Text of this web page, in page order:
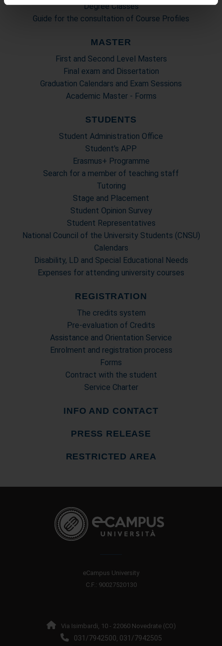
Utilizziamo i cookie per personalizzare contenuti ed
annunci, per fornire funzionalità dei social media e per
informazioni sul modo in cui utilizza il nostro sito con i
con altre informazioni che ha fornito loro o che hanno
raccolto dal suo utilizzo dei loro servizi.
Degree Classes
Guide for the consultation of Course Profiles
MASTER
First and Second Level Masters
Final exam and Dissertation
Graduation Calendars and Exam Sessions
Academic Master - Forms
STUDENTS
Student Administration Office
Student's APP
Erasmus+ Programme
Search for a member of teaching staff
Tutoring
Stage and Placement
Student Opinion Survey
Student Representatives
National Council of the University Students (CNSU)
Calendars
Disability, LD and Special Educational Needs
Expenses for attending university courses
REGISTRATION
The credits system
Pre-evaluation of Credits
Assistance and Orientation Service
Enrolment and registration process
Forms
Contract with the student
Service Charter
INFO AND CONTACT
PRESS RELEASE
RESTRICTED AREA
eCampus University
C.F.: 90027520130
Via Isimbardi, 10 - 22060 Novedrate (CO)
031/7942500, 031/7942505